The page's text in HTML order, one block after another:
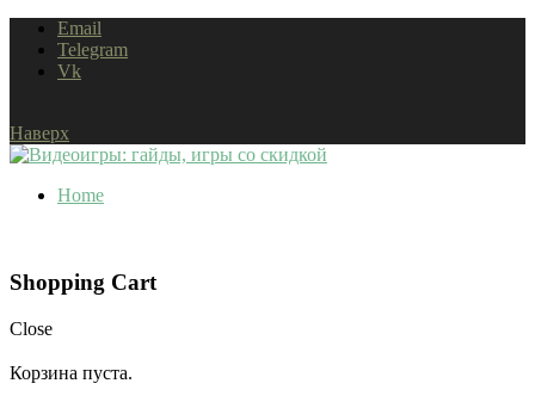
Email
Telegram
Vk
Наверх
Home
Shopping Cart
Close
Корзина пуста.